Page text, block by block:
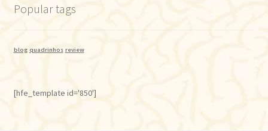
Popular tags
blog quadrinhos review
[hfe_template id='850']